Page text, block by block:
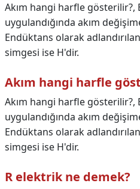
Akım hangi harfle gösterilir?,
uygulandığında akım
Endüktans olarak
simgesi ise H'dir.
Akım hangi harfle
Akım hangi harfle gösterilir?,
uygulandığında akım
Endüktans olarak
simgesi ise H'dir.
R elektrik ne demek?